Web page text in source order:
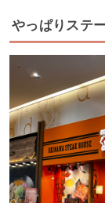
やっぱりステ